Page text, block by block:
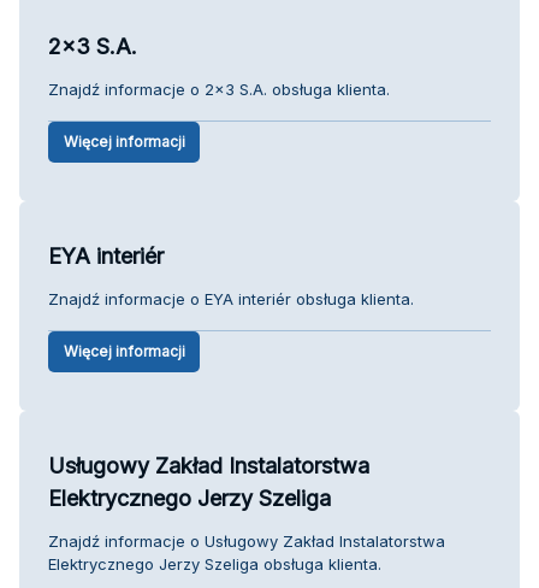
2x3 S.A.
Znajdź informacje o 2x3 S.A. obsługa klienta.
Więcej informacji
EYA interiér
Znajdź informacje o EYA interiér obsługa klienta.
Więcej informacji
Usługowy Zakład Instalatorstwa
Elektrycznego Jerzy Szeliga
Znajdź informacje o Usługowy Zakład Instalatorstwa
Elektrycznego Jerzy Szeliga obsługa klienta.